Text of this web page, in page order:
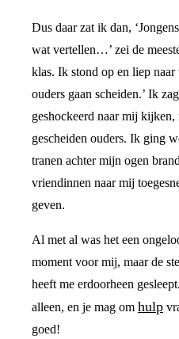
Dus daar zat ik dan,
wat vertellen…’ zei de
klas. Ik stond op en liep
ouders gaan scheiden.’ Ik
geshockeerd naar mij kijken,
gescheiden ouders. Ik ging
tranen achter mijn ogen
vriendinnen naar mij
geven.
Al met al was het een
moment voor mij, maar de
heeft me erdoorheen
alleen, en je mag om hulp
goed!